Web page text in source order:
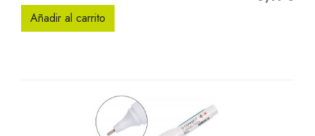
Añadir al carrito